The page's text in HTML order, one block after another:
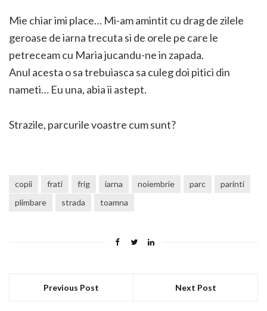
Mie chiar imi place… Mi-am amintit cu drag de zilele
geroase de iarna trecuta si de orele pe care le
petreceam cu Maria jucandu-ne in zapada.
Anul acesta o sa trebuiasca sa culeg doi pitici din
nameti… Eu una, abia ii astept.
Strazile, parcurile voastre cum sunt?
copii frati frig iarna noiembrie parc
parinti
plimbare
strada toamna
Previous Post Next Post